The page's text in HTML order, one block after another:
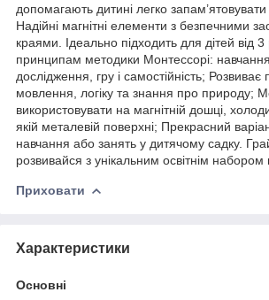
допомагають дитині легко
Надійні магнітні елементи з безпечними
краями. Ідеально підходить для дітей від 3
принципам методики Монтессорі:
дослідження, гру і самостійність; Розвиває
мовлення, логіку та знання про природу;
використовувати на магнітній дошці,
якій металевій поверхні; Прекрасний
навчання або занять у дитячому садку.
розвивайся з унікальним освітнім набором
Приховати
Характеристики
Основні